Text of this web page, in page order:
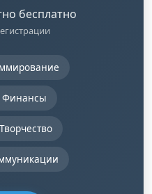
бесплатно
Финансы